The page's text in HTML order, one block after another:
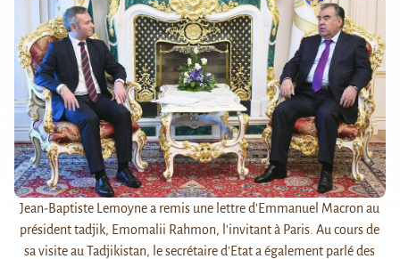
Jean-Baptiste Lemoyne a remis une lettre d'Emmanuel Macron au
président tadjik, Emomalii Rahmon, l'invitant à Paris. Au cours de
sa visite au Tadjikistan, le secrétaire d'Etat a également parlé des